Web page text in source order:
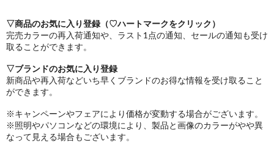
▽商品のお気に入り登録（♡ハートマークをクリック）
完売カラーの再入荷通知や、ラスト1点の通知、セールの通知も受け
取ることができます。
▽ブランドのお気に入り登録
新商品や再入荷などいち早くブランドのお得な情報を受け取ること
ができます。
※キャンペーンやフェアにより価格が変動する場合がございます。
※照明やパソコンなどの環境により、製品と画像のカラーがやや異
なって見える場合もございます。